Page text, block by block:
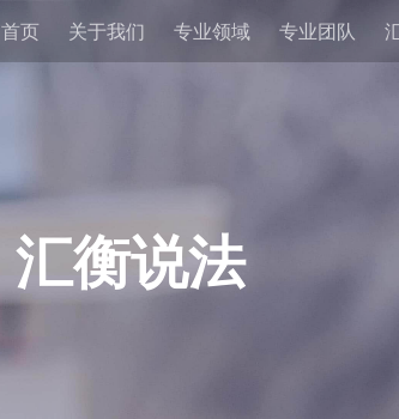
首页 关于我们 专业领域 专业团队
汇衡说法